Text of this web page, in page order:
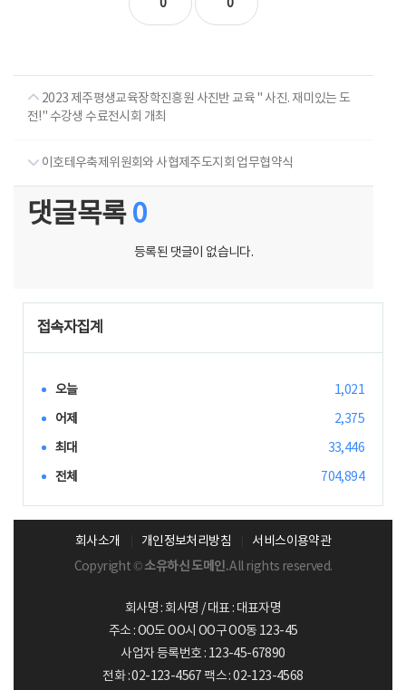
0 0
2023 제주평생교육장학진흥원 사진반 교육 " 사진. 재미있는 도
전!" 수강생 수료전시회 개최
이호테우축제위원회와 사협제주도지회 업무협약식
댓글목록 0
등록된 댓글이 없습니다.
접속자집계
오늘
1,021
어제
2,375
최대
33,446
전체
704,894
회사소개 개인정보처리방침
서비스이용약관
Copyright ©소유하신 도메인.All rights reserved.
회사명 : 회사명 / 대표 : 대표자명
주소 : OO도 OO시 OO구 OO동 123-45
사업자 등록번호 : 123-45-67890
전화 : 02-123-4567 팩스 : 02-123-4568